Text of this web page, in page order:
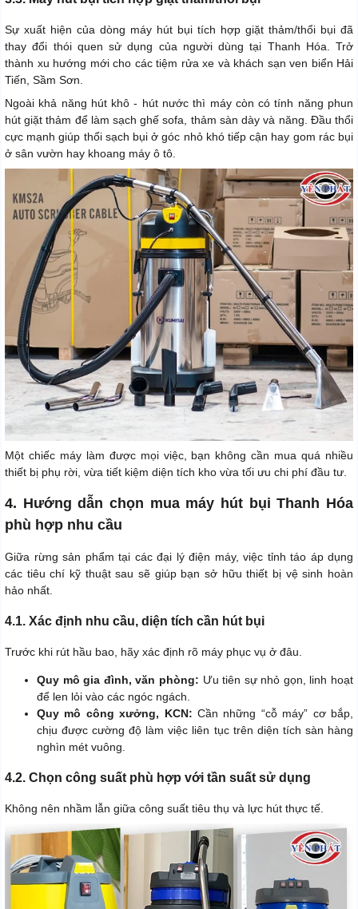
Sự xuất hiện của dòng máy hút bụi tích hợp giặt thảm/thổi bụi đã
thay đổi thói quen sử dụng của người dùng tại Thanh Hóa. Trở
thành xu hướng mới cho các tiệm rửa xe và khách sạn ven biển Hải
Tiến, Sầm Sơn.
Ngoài khả năng hút khô - hút nước thì máy còn có tính năng phun
hút giặt thảm để làm sạch ghế sofa, thảm sàn dày và năng. Đầu thổi
cực mạnh giúp thổi sạch bụi ở góc nhỏ khó tiếp cận hay gom rác bụi
ở sân vườn hay khoang máy ô tô.
Một chiếc máy làm được mọi việc, bạn không cần mua quá nhiều
thiết bị phụ rời, vừa tiết kiệm diện tích kho vừa tối ưu chi phí đầu tư.
4. Hướng dẫn chọn mua máy hút bụi Thanh Hóa
phù hợp nhu cầu
Giữa rừng sản phẩm tại các đại lý điện máy, việc tỉnh táo áp dụng
các tiêu chí kỹ thuật sau sẽ giúp bạn sở hữu thiết bị vệ sinh hoàn
hảo nhất.
4.1. Xác định nhu cầu, diện tích cần hút bụi
Trước khi rút hầu bao, hãy xác định rõ máy phục vụ ở đâu.
Quy mô gia đình, văn phòng: Ưu tiên sự nhỏ gọn, linh hoạt
để len lỏi vào các ngóc ngách.
Quy mô công xưởng, KCN: Cần những “cỗ máy” cơ bắp,
chịu được cường độ làm việc liên tục trên diện tích sàn hàng
nghìn mét vuông.
4.2. Chọn công suất phù hợp với tần suất sử dụng
Không nên nhầm lẫn giữa công suất tiêu thụ và lực hút thực tế.